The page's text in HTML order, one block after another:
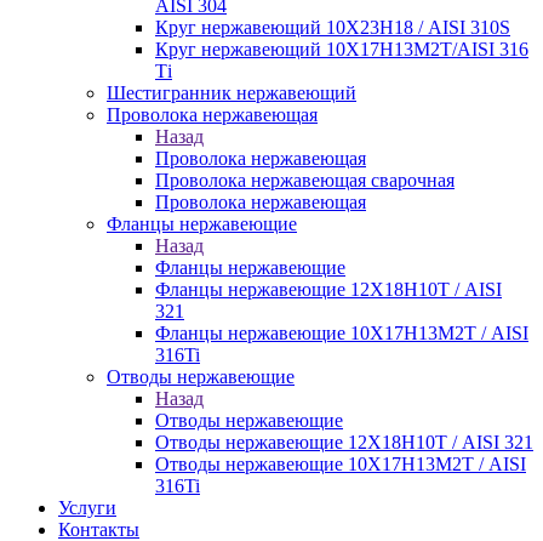
AISI 304
Круг нержавеющий 10Х23Н18 / AISI 310S
Круг нержавеющий 10Х17Н13М2Т/AISI 316
Тi
Шестигранник нержавеющий
Проволока нержавеющая
Назад
Проволока нержавеющая
Проволока нержавеющая сварочная
Проволока нержавеющая
Фланцы нержавеющие
Назад
Фланцы нержавеющие
Фланцы нержавеющие 12Х18Н10Т / AISI
321
Фланцы нержавеющие 10Х17Н13М2Т / AISI
316Ti
Отводы нержавеющие
Назад
Отводы нержавеющие
Отводы нержавеющие 12Х18Н10Т / AISI 321
Отводы нержавеющие 10Х17Н13М2Т / AISI
316Ti
Услуги
Контакты